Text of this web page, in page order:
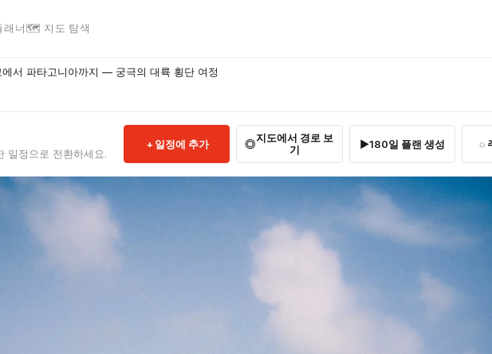
래너🗺 지도 탐색
서 파타고니아까지 — 궁극의 대륙 횡단 여정
일정으로 전환하세요.
일정에 추가
지도에서 경로 보
기
180일 플랜 생성